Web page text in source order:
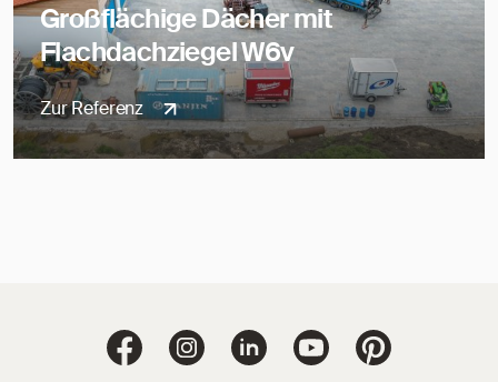
Großflächige Dächer mit
Flachdachziegel W6v
Zur Referenz
Jacobi Dachziegel
Jacobi Dachziegel auf Facebook
Jacobi Dachziegel auf Instagram
Jacobi Dachziegel auf
Jacobi Dachziegel
Jacobi